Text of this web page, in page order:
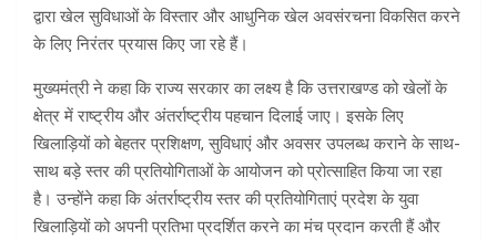
द्वारा खेल सुविधाओं के विस्तार और आधुनिक खेल अवसंरचना विकसित करने
के लिए निरंतर प्रयास किए जा रहे हैं।
मुख्यमंत्री ने कहा कि राज्य सरकार का लक्ष्य है कि उत्तराखण्ड को खेलों के
क्षेत्र में राष्ट्रीय और अंतर्राष्ट्रीय पहचान दिलाई जाए। इसके लिए
खिलाड़ियों को बेहतर प्रशिक्षण, सुविधाएं और अवसर उपलब्ध कराने के साथ-
साथ बड़े स्तर की प्रतियोगिताओं के आयोजन को प्रोत्साहित किया जा रहा
है। उन्होंने कहा कि अंतर्राष्ट्रीय स्तर की प्रतियोगिताएं प्रदेश के युवा
खिलाड़ियों को अपनी प्रतिभा प्रदर्शित करने का मंच प्रदान करती हैं और